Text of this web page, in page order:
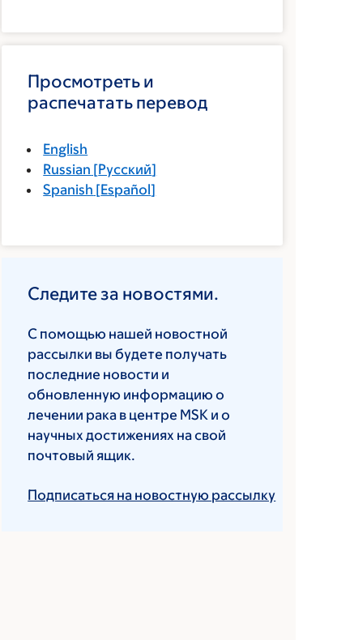
Просмотреть и
распечатать перевод
English
Russian [Русский]
Spanish [Español]
Следите за новостями.
С помощью нашей новостной
рассылки вы будете получать
последние новости и
обновленную информацию о
лечении рака в центре MSK и о
научных достижениях на свой
почтовый ящик.
Подписаться на новостную рассылку